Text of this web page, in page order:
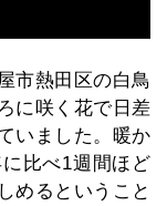
市熱田区の白鳥
に咲く花で日差
いました。暖か
比べ1週間ほど
めるということ